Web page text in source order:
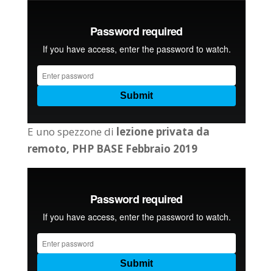
E uno spezzone di lezione privata da
remoto, PHP BASE Febbraio 2019